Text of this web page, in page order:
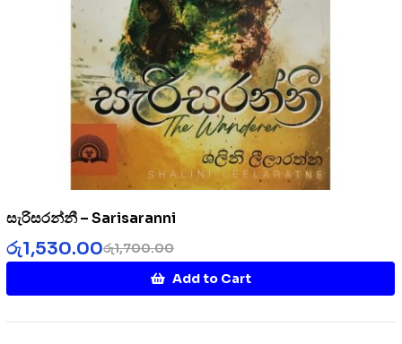
සැරිසරන්නී – Sarisaranni
රු1,700.00
රු1,530.00
Add to Cart